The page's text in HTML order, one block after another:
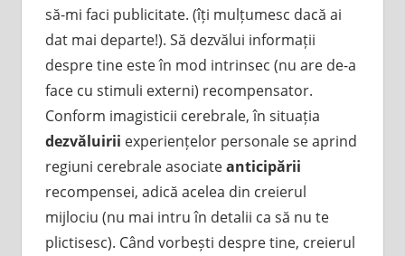
să-mi faci publicitate. (îți mulțumesc dacă ai
dat mai departe!). Să dezvălui informații
despre tine este în mod intrinsec (nu are de-a
face cu stimuli externi) recompensator.
Conform imagisticii cerebrale, în situația
dezvăluirii experiențelor personale se aprind
regiuni cerebrale asociateanticipării
recompensei, adică acelea din creierul
mijlociu (nu mai intru în detalii ca să nu te
plictisesc). Când vorbești despre tine, creierul